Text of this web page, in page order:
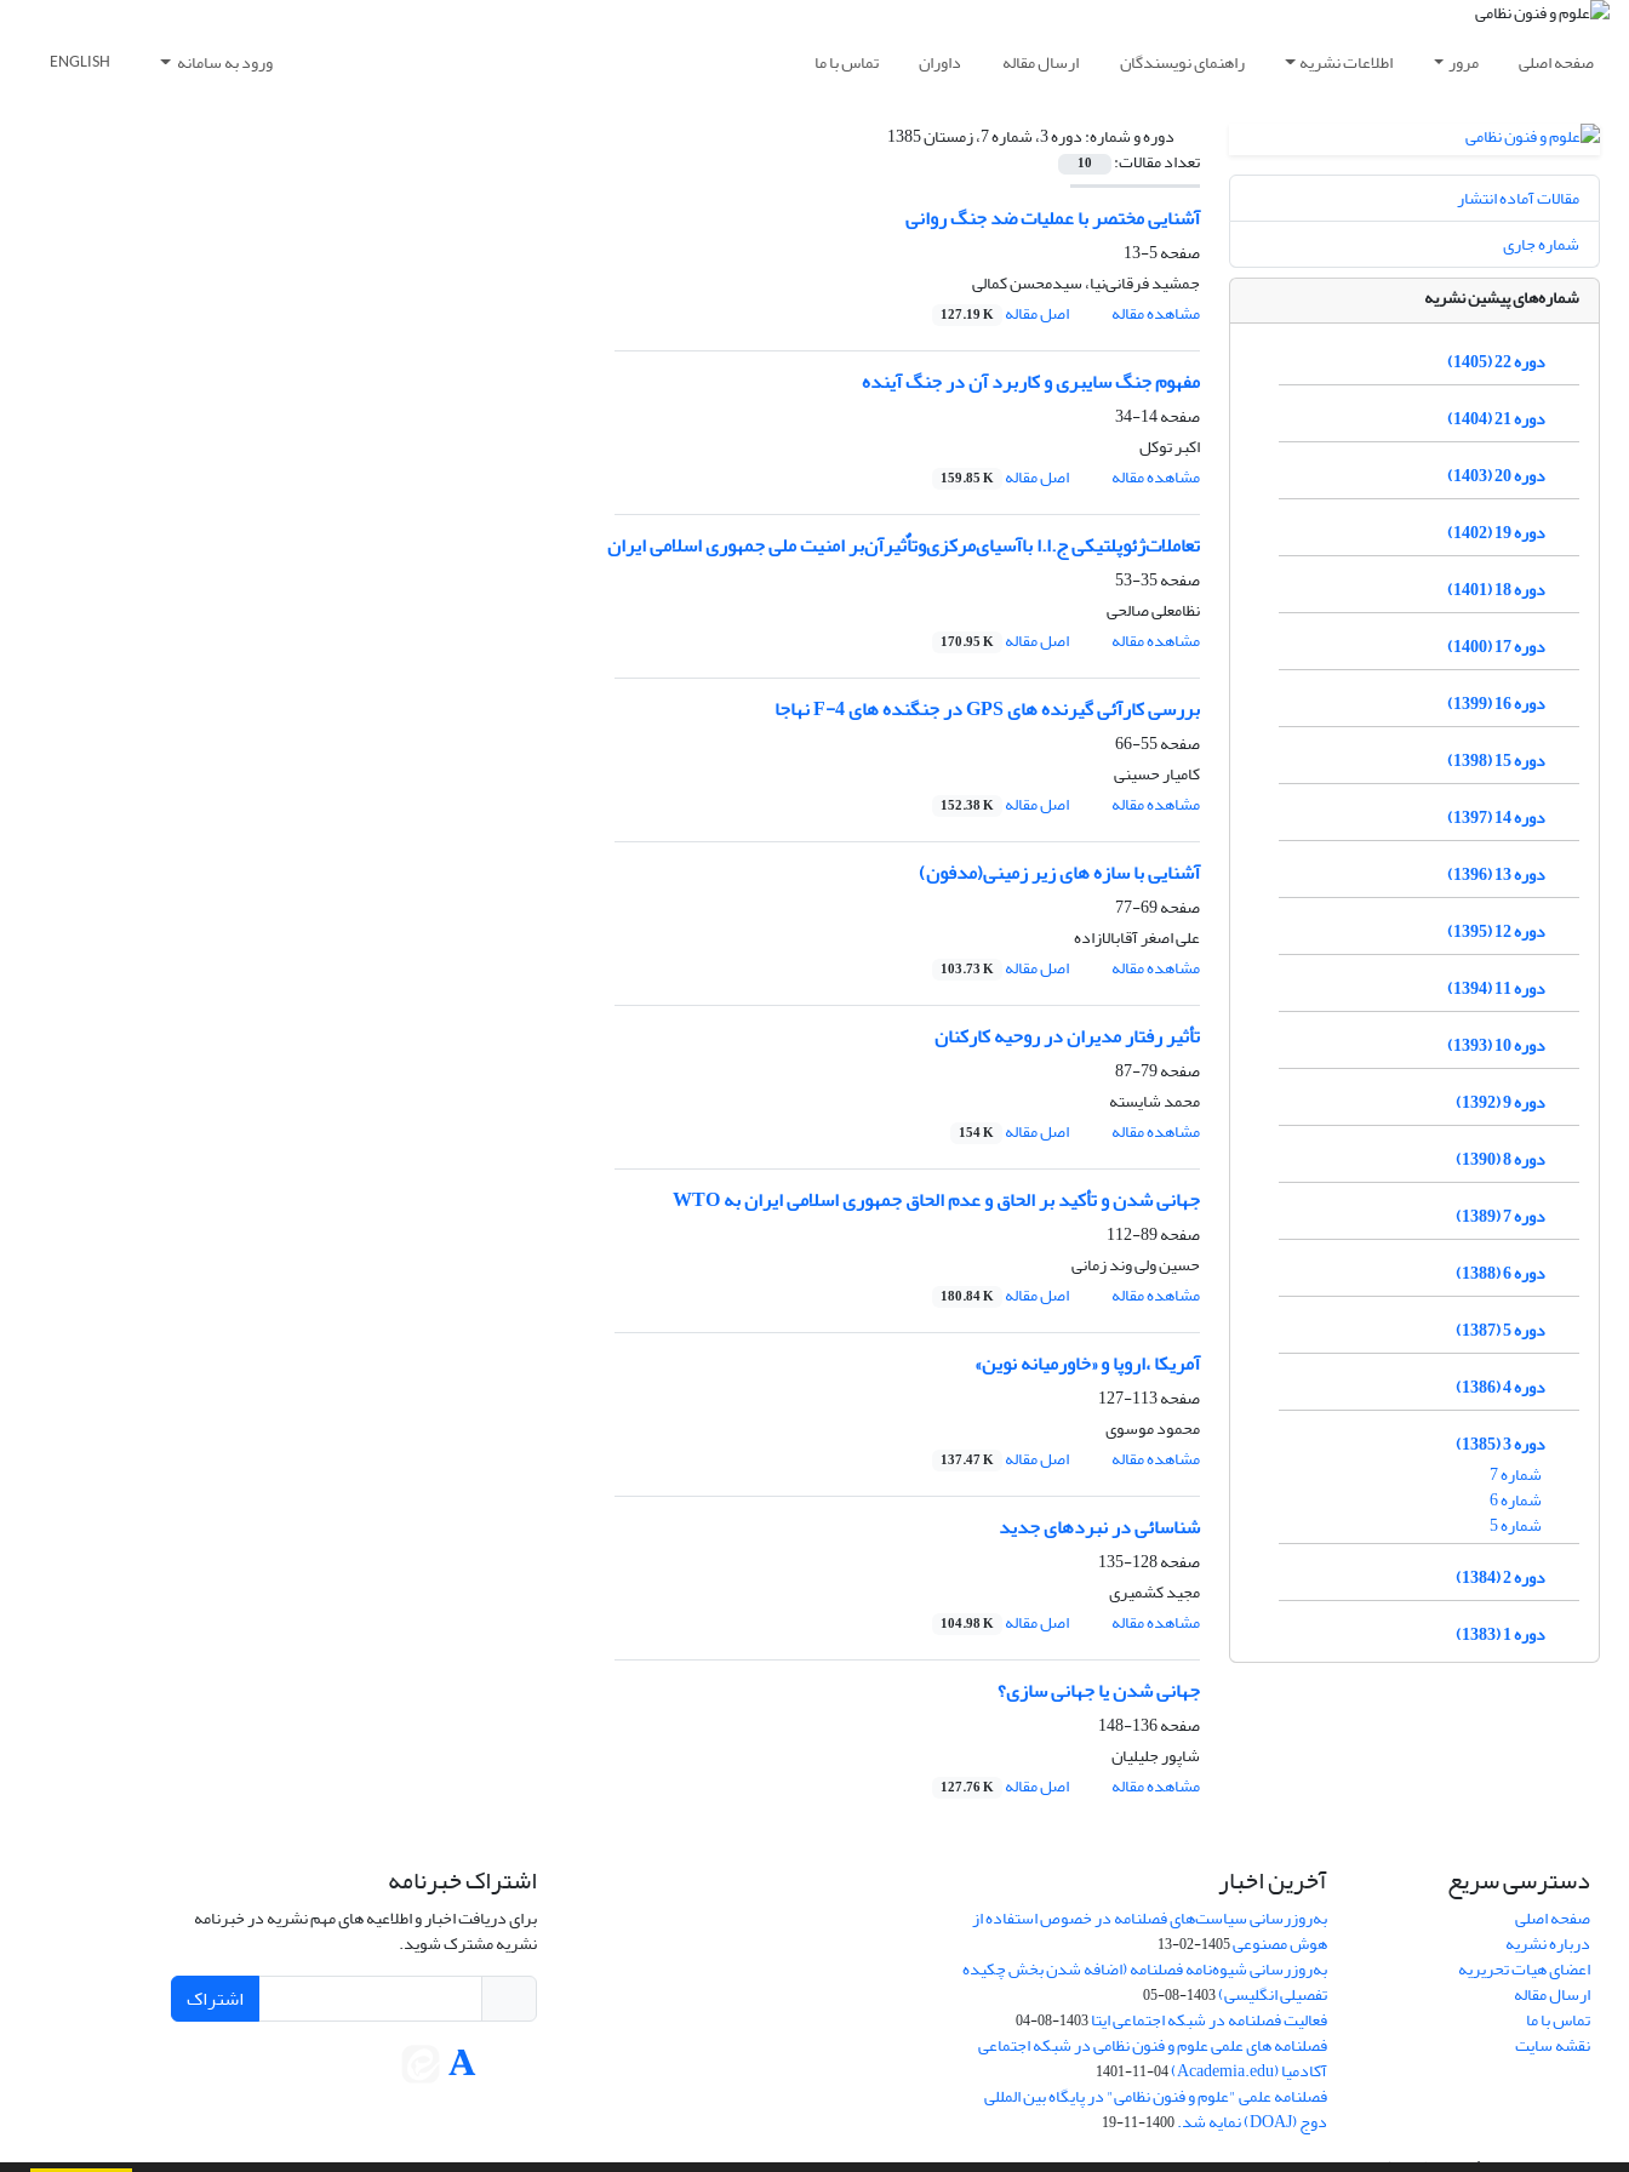
صفحه اصلی مرور اطلاعات نشریه راهنمای نویسندگان ارسال مقاله داوران تماس با ما ورود به سامانه ENGLISH
دوره و شماره:دوره 3، شماره 7، زمستان 1385
تعداد مقالات: 10
آشنایی مختصر با عملیات ضد جنگ روانی
صفحه5-13
جمشید فرقانی‌نیا، سیدمحسن کمالی
مشاهده مقاله
اصل مقاله 127.19 K
مفهوم جنگ سایبری و کاربرد آن در جنگ آینده
صفحه14-34
اکبر توکل
مشاهده مقاله
اصل مقاله 159.85 K
تعاملات‌ژئوپلتیکی ج.ا.ا با‌آسیای‌مرکزی‌وتا‌‌ٌ‌ثیرآن‌بر امنیت ملی جمهوری اسلامی ایران
صفحه35-53
نظامعلی صالحی
مشاهده مقاله
اصل مقاله 170.95 K
بررسی کارآئی گیرنده های GPS در جنگنده های F-4 نهاجا
صفحه55-66
کامیار حسینی
مشاهده مقاله
اصل مقاله 152.38 K
آشنایی با سازه های زیر زمینی(مدفون)
صفحه69-77
علی اصغر آقابالازاده
مشاهده مقاله
اصل مقاله 103.73 K
تأثیر رفتار مدیران در روحیه کارکنان
صفحه79-87
محمد شایسته
مشاهده مقاله
اصل مقاله 154 K
جهانی شدن و تأکید بر الحاق و عدم الحاق جمهوری اسلامی ایران به WTO
صفحه89-112
حسین ولی وند زمانی
مشاهده مقاله
اصل مقاله 180.84 K
آمریکا ،اروپا و «خاورمیانه نوین»
صفحه113-127
محمود موسوی
مشاهده مقاله
اصل مقاله 137.47 K
شناسائی در نبردهای جدید
صفحه128-135
مجید کشمیری
مشاهده مقاله
اصل مقاله 104.98 K
جهانی شدن یا جهانی سازی؟
صفحه136-148
شاپور جلیلیان
مشاهده مقاله
اصل مقاله 127.76 K
مقالات آماده انتشار
شماره جاری
شماره‌های پیشین نشریه
دوره 22 (1405)
دوره 21 (1404)
دوره 20 (1403)
دوره 19 (1402)
دوره 18 (1401)
دوره 17 (1400)
دوره 16 (1399)
دوره 15 (1398)
دوره 14 (1397)
دوره 13 (1396)
دوره 12 (1395)
دوره 11 (1394)
دوره 10 (1393)
دوره 9 (1392)
دوره 8 (1390)
دوره 7 (1389)
دوره 6 (1388)
دوره 5 (1387)
دوره 4 (1386)
دوره 3 (1385)
شماره 7
شماره 6
شماره 5
دوره 2 (1384)
دوره 1 (1383)
دسترسی سریع
صفحه اصلی
درباره نشریه
اعضای هیات تحریریه
ارسال مقاله
تماس با ما
نقشه سایت
آخرین اخبار
به‌روزرسانی سیاست‌های فصلنامه در خصوص استفاده از
هوش مصنوعی1405-02-13
به‌روزرسانی شیوه‌نامه فصلنامه (اضافه شدن بخش چکیده
تفصیلی انگلیسی)1403-08-05
فعالیت فصلنامه در شبکه اجتماعی ایتا1403-08-04
فصلنامه های علمی علوم و فنون نظامی در شبکه اجتماعی
آکادمیا (Academia.edu) 1401-11-04
فصلنامه علمی "علوم و فنون نظامی" در پایگاه بین المللی
دوج (DOAJ) نمایه شد. 1400-11-19
اشتراک خبرنامه
برای دریافت اخبار و اطلاعیه های مهم نشریه در خبرنامه
نشریه مشترک شوید.
اشتراک